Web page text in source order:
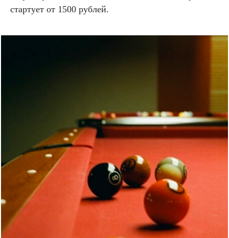
стартует от 1500 рублей.